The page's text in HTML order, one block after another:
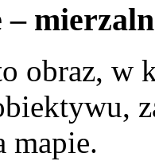
obraz, w
mapie.